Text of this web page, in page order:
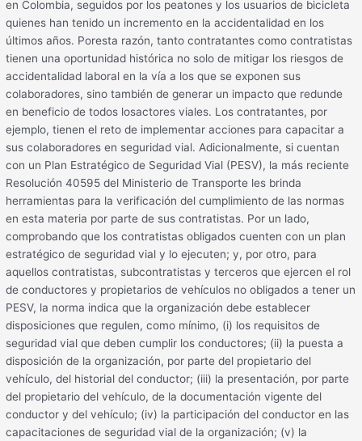
en Colombia, seguidos por los peatones y los usuarios de bicicleta
quienes han tenido un incremento en la accidentalidad en los
últimos años. Poresta razón, tanto contratantes como contratistas
tienen una oportunidad histórica no solo de mitigar los riesgos de
accidentalidad laboral en la vía a los que se exponen sus
colaboradores, sino también de generar un impacto que redunde
en beneficio de todos losactores viales. Los contratantes, por
ejemplo, tienen el reto de implementar acciones para capacitar a
sus colaboradores en seguridad vial. Adicionalmente, si cuentan
con un Plan Estratégico de Seguridad Vial (PESV), la más reciente
Resolución 40595 del Ministerio de Transporte les brinda
herramientas para la verificación del cumplimiento de las normas
en esta materia por parte de sus contratistas. Por un lado,
comprobando que los contratistas obligados cuenten con un plan
estratégico de seguridad vial y lo ejecuten; y, por otro, para
aquellos contratistas, subcontratistas y terceros que ejercen el rol
de conductores y propietarios de vehículos no obligados a tener un
PESV, la norma indica que la organización debe establecer
disposiciones que regulen, como mínimo, (i) los requisitos de
seguridad vial que deben cumplir los conductores; (ii) la puesta a
disposición de la organización, por parte del propietario del
vehículo, del historial del conductor; (iii) la presentación, por parte
del propietario del vehículo, de la documentación vigente del
conductor y del vehículo; (iv) la participación del conductor en las
capacitaciones de seguridad vial de la organización; (v) la